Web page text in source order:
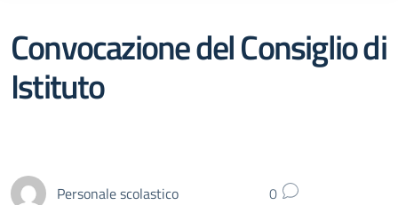
Convocazione del Consiglio di
Istituto
Personale scolastico 0